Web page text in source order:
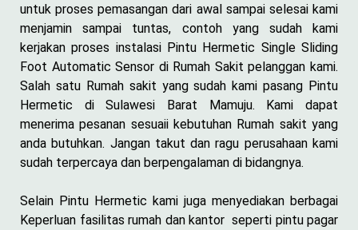
untuk proses pemasangan dari awal sampai selesai kami
menjamin sampai tuntas, contoh yang sudah kami
kerjakan proses instalasi Pintu Hermetic Single Sliding
Foot Automatic Sensor di Rumah Sakit pelanggan kami.
Salah satu Rumah sakit yang sudah kami pasang Pintu
Hermetic di Sulawesi Barat Mamuju. Kami dapat
menerima pesanan sesuaii kebutuhan Rumah sakit yang
anda butuhkan. Jangan takut dan ragu perusahaan kami
sudah terpercaya dan berpengalaman di bidangnya.
Selain Pintu Hermetic kami juga menyediakan berbagai
Keperluan fasilitas rumah dan kantor seperti pintu pagar